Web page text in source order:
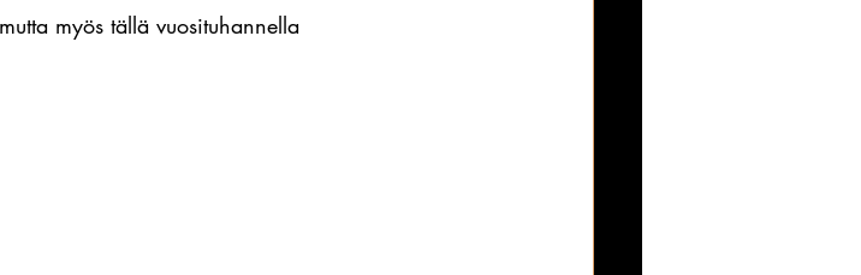
myös tällä vuosituhannella